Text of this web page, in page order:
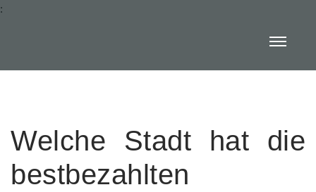
:
Welche Stadt hat die
bestbezahlten